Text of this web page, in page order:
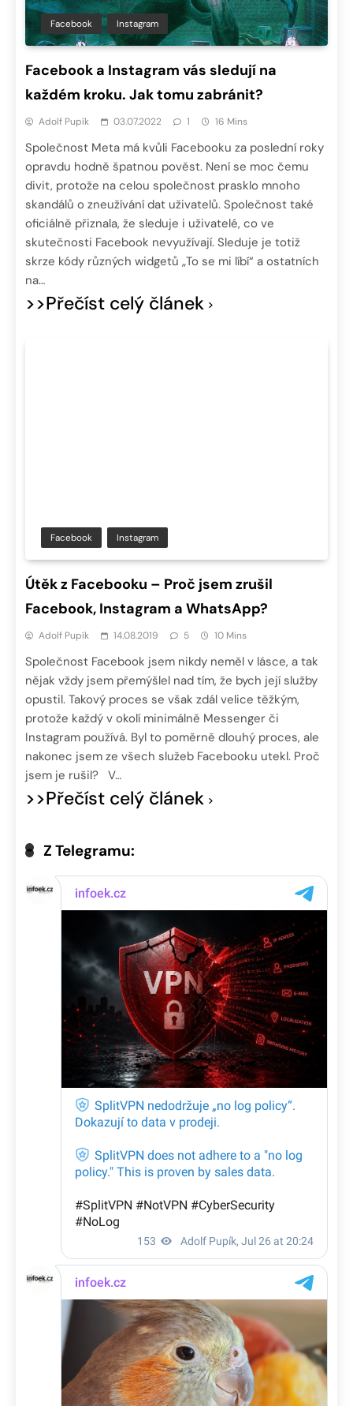
Facebook Instagram
Facebook a Instagram vás sledují na
každém kroku. Jak tomu zabránit?
Adolf Pupík 03.07.2022 1 16 Mins
Společnost Meta má kvůli Facebooku za poslední roky
opravdu hodně špatnou pověst. Není se moc čemu
divit, protože na celou společnost prasklo mnoho
skandálů o zneužívání dat uživatelů. Společnost také
oficiálně přiznala, že sleduje i uživatelé, co ve
skutečnosti Facebook nevyužívají. Sleduje je totiž
skrze kódy různých widgetů „To se mi líbí“ a ostatních
na…
>>Přečíst celý článek
Facebook Instagram
Útěk z Facebooku – Proč jsem zrušil
Facebook, Instagram a WhatsApp?
Adolf Pupík 14.08.2019 5 10 Mins
Společnost Facebook jsem nikdy neměl v lásce, a tak
nějak vždy jsem přemýšlel nad tím, že bych její služby
opustil. Takový proces se však zdál velice těžkým,
protože každý v okolí minimálně Messenger či
Instagram používá. Byl to poměrně dlouhý proces, ale
nakonec jsem ze všech služeb Facebooku utekl. Proč
jsem je rušil? V…
>>Přečíst celý článek
Z Telegramu: